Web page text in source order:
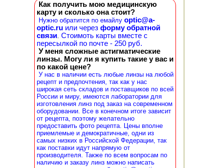
Как получить мою медицинскую
карту и сколько она стоит?
Нужно обратится по емайлу optic@a-
optic.ru или через форму обратной
связи. Стоимоть карты вместе с
пересылкой по почте - 250 руб.
У меня сложные астигматические
линзы. Могу ли я купить такие у вас и
по какой цене?
У нас в наличии есть любые линзы на любой
рецепт и предпочтения, так как у нас
широкая сеть складов и поставщиков по всей
России и миру, имеются лаборатории для
изготовления линз под заказ на современном
оборудовании. Все в конечном итоге зависит
от рецепта, поэтому желательно
предоставить фото рецепта. Цены вполне
приемлемые и демократичные, одни из
самых низких в Российской Федерации, так
как поставки идут напрямую от
производителя. Также по всем вопросам по
наличию и заказу линз можно написать